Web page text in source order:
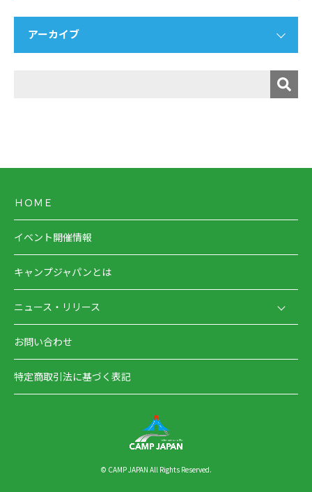
アーカイブ
ＨＯＭＥ
イベント開催情報
キャンプジャパンとは
ニュース・リリース
お問い合わせ
特定商取引法に基づく表記
© CAMP JAPAN All Rights Reserved.